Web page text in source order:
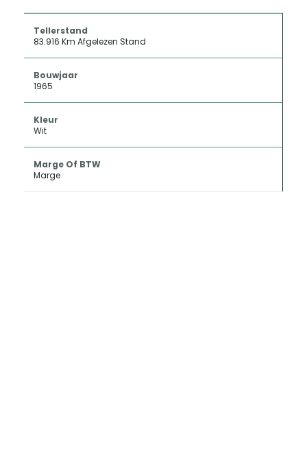
Tellerstand
83.916 Km Afgelezen Stand
Bouwjaar
1965
Kleur
Wit
Marge Of BTW
Marge